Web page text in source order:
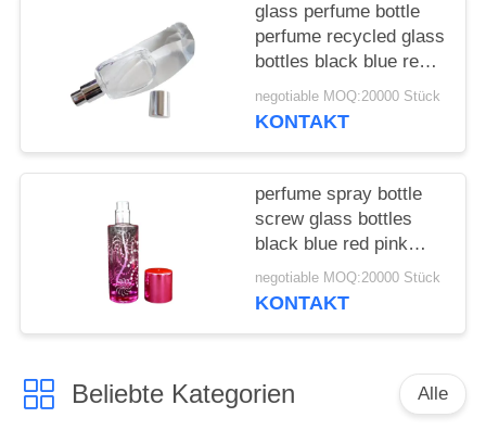
PRIVACY
glass perfume bottle
perfume recycled glass
bottles black blue red
pink green cap plastic
and metal
negotiable MOQ:20000 Stück
KONTAKT
perfume spray bottle
screw glass bottles
black blue red pink
green cap plastic and
metal
negotiable MOQ:20000 Stück
KONTAKT
Beliebte Kategorien Alle